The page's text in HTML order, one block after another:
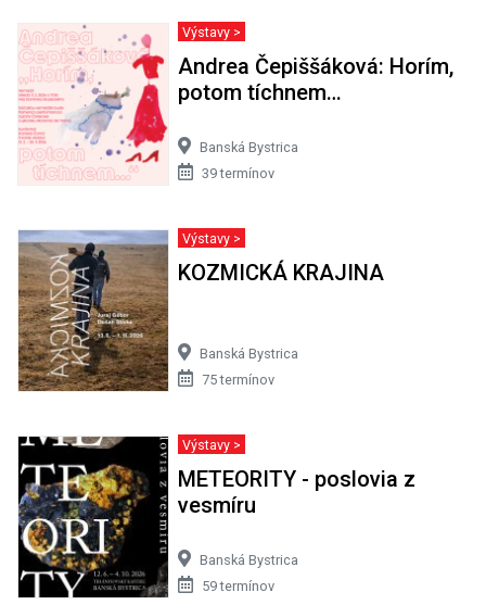
Výstavy >
Andrea Čepiššáková: Horím,
potom tíchnem…
Banská Bystrica
39 termínov
Výstavy >
KOZMICKÁ KRAJINA
Banská Bystrica
75 termínov
Výstavy >
METEORITY - poslovia z
vesmíru
Banská Bystrica
59 termínov